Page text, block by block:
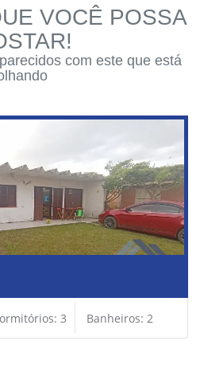
VOCÊ POSSA
com este que está
3 Banheiros: 2